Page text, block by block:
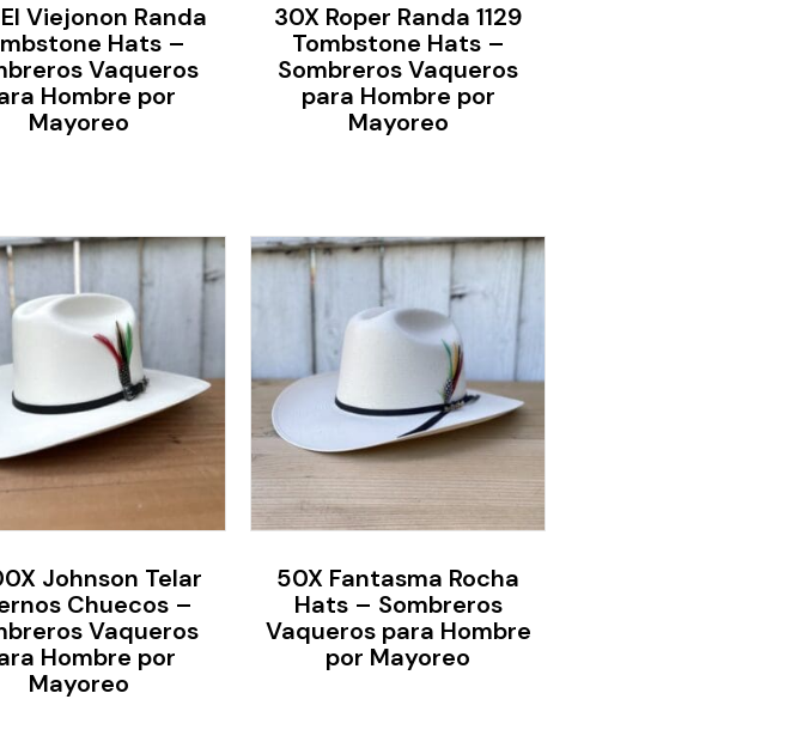
Viejonon Randa
Hats –
Vaqueros
Hombre por
Mayoreo
30X Roper Randa 1129
Tombstone Hats –
Sombreros Vaqueros
para Hombre por
Mayoreo
Johnson Telar
Chuecos –
Vaqueros
Hombre por
Mayoreo
50X Fantasma Rocha
Hats – Sombreros
Vaqueros para Hombre
por Mayoreo